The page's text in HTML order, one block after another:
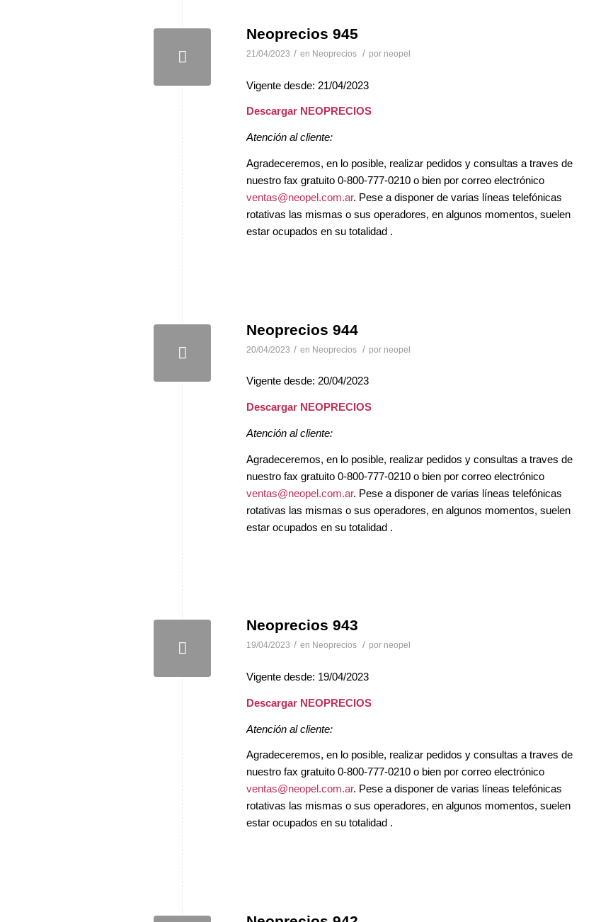
Neoprecios 945
21/04/2023 / en Neoprecios / por neopel
Vigente desde: 21/04/2023
Descargar NEOPRECIOS
Atención al cliente:
Agradeceremos, en lo posible, realizar pedidos y consultas a traves de
nuestro fax gratuito 0-800-777-0210 o bien por correo electrónico
ventas@neopel.com.ar. Pese a disponer de varias líneas telefónicas
rotativas las mismas o sus operadores, en algunos momentos, suelen
estar ocupados en su totalidad .
Neoprecios 944
20/04/2023 / en Neoprecios / por neopel
Vigente desde: 20/04/2023
Descargar NEOPRECIOS
Atención al cliente:
Agradeceremos, en lo posible, realizar pedidos y consultas a traves de
nuestro fax gratuito 0-800-777-0210 o bien por correo electrónico
ventas@neopel.com.ar. Pese a disponer de varias líneas telefónicas
rotativas las mismas o sus operadores, en algunos momentos, suelen
estar ocupados en su totalidad .
Neoprecios 943
19/04/2023 / en Neoprecios / por neopel
Vigente desde: 19/04/2023
Descargar NEOPRECIOS
Atención al cliente:
Agradeceremos, en lo posible, realizar pedidos y consultas a traves de
nuestro fax gratuito 0-800-777-0210 o bien por correo electrónico
ventas@neopel.com.ar. Pese a disponer de varias líneas telefónicas
rotativas las mismas o sus operadores, en algunos momentos, suelen
estar ocupados en su totalidad .